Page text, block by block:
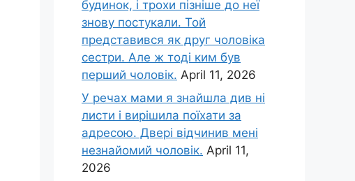
будинок, і трохи пізніше до неї
знову постукали. Той
представився як друг чоловіка
сестри. Але ж тоді ким був
перший чоловік. April 11, 2026
У речах мами я знайшла див ні
листи і вирішила поїхати за
адресою. Двері відчинив мені
незнайомий чоловік. April 11,
2026